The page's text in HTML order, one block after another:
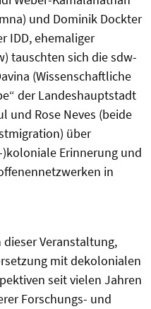
und Dominik Dockter
IDD, ehemaliger
tauschten sich die sdw-
(Wissenschaftliche
der Landeshauptstadt
und Rose Neves (beide
über
Erinnerung und
in
dieser Veranstaltung,
mit dekolonialen
seit vielen Jahren
Forschungs- und